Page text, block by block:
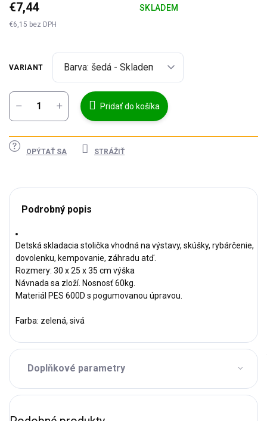
€7,44
€6,15 bez DPH
SKLADEM
VARIANT
Pridať do košíka
OPÝTAŤ SA STRÁŽIŤ
Podrobný popis
Detská skladacia stolička vhodná na výstavy, skúšky, rybárčenie,
dovolenku, kempovanie, záhradu atď.
Rozmery: 30 x 25 x 35 cm výška
Návnada sa zloží. Nosnosť 60kg.
Materiál PES 600D s pogumovanou úpravou.
Farba: zelená, sivá
Doplňkové parametry